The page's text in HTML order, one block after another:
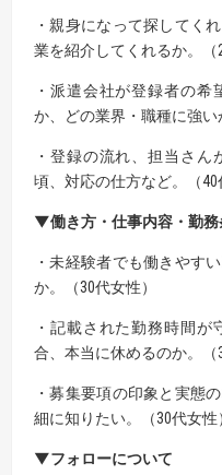
・親身になって探してく
業を紹介してくれるか。（
・派遣会社が登録者の
か、どの業界・職種に強い
・登録の流れ、担当さ
頃、対応の仕方など。（40
▼働き方・仕事内容・勤務
・未経験者でも働きやす
か。（30代女性）
・記載された勤務時間
合、本当に休めるのか。（
・募集要項の印象と実態
細に知りたい。（30代女性
▼フォローについて